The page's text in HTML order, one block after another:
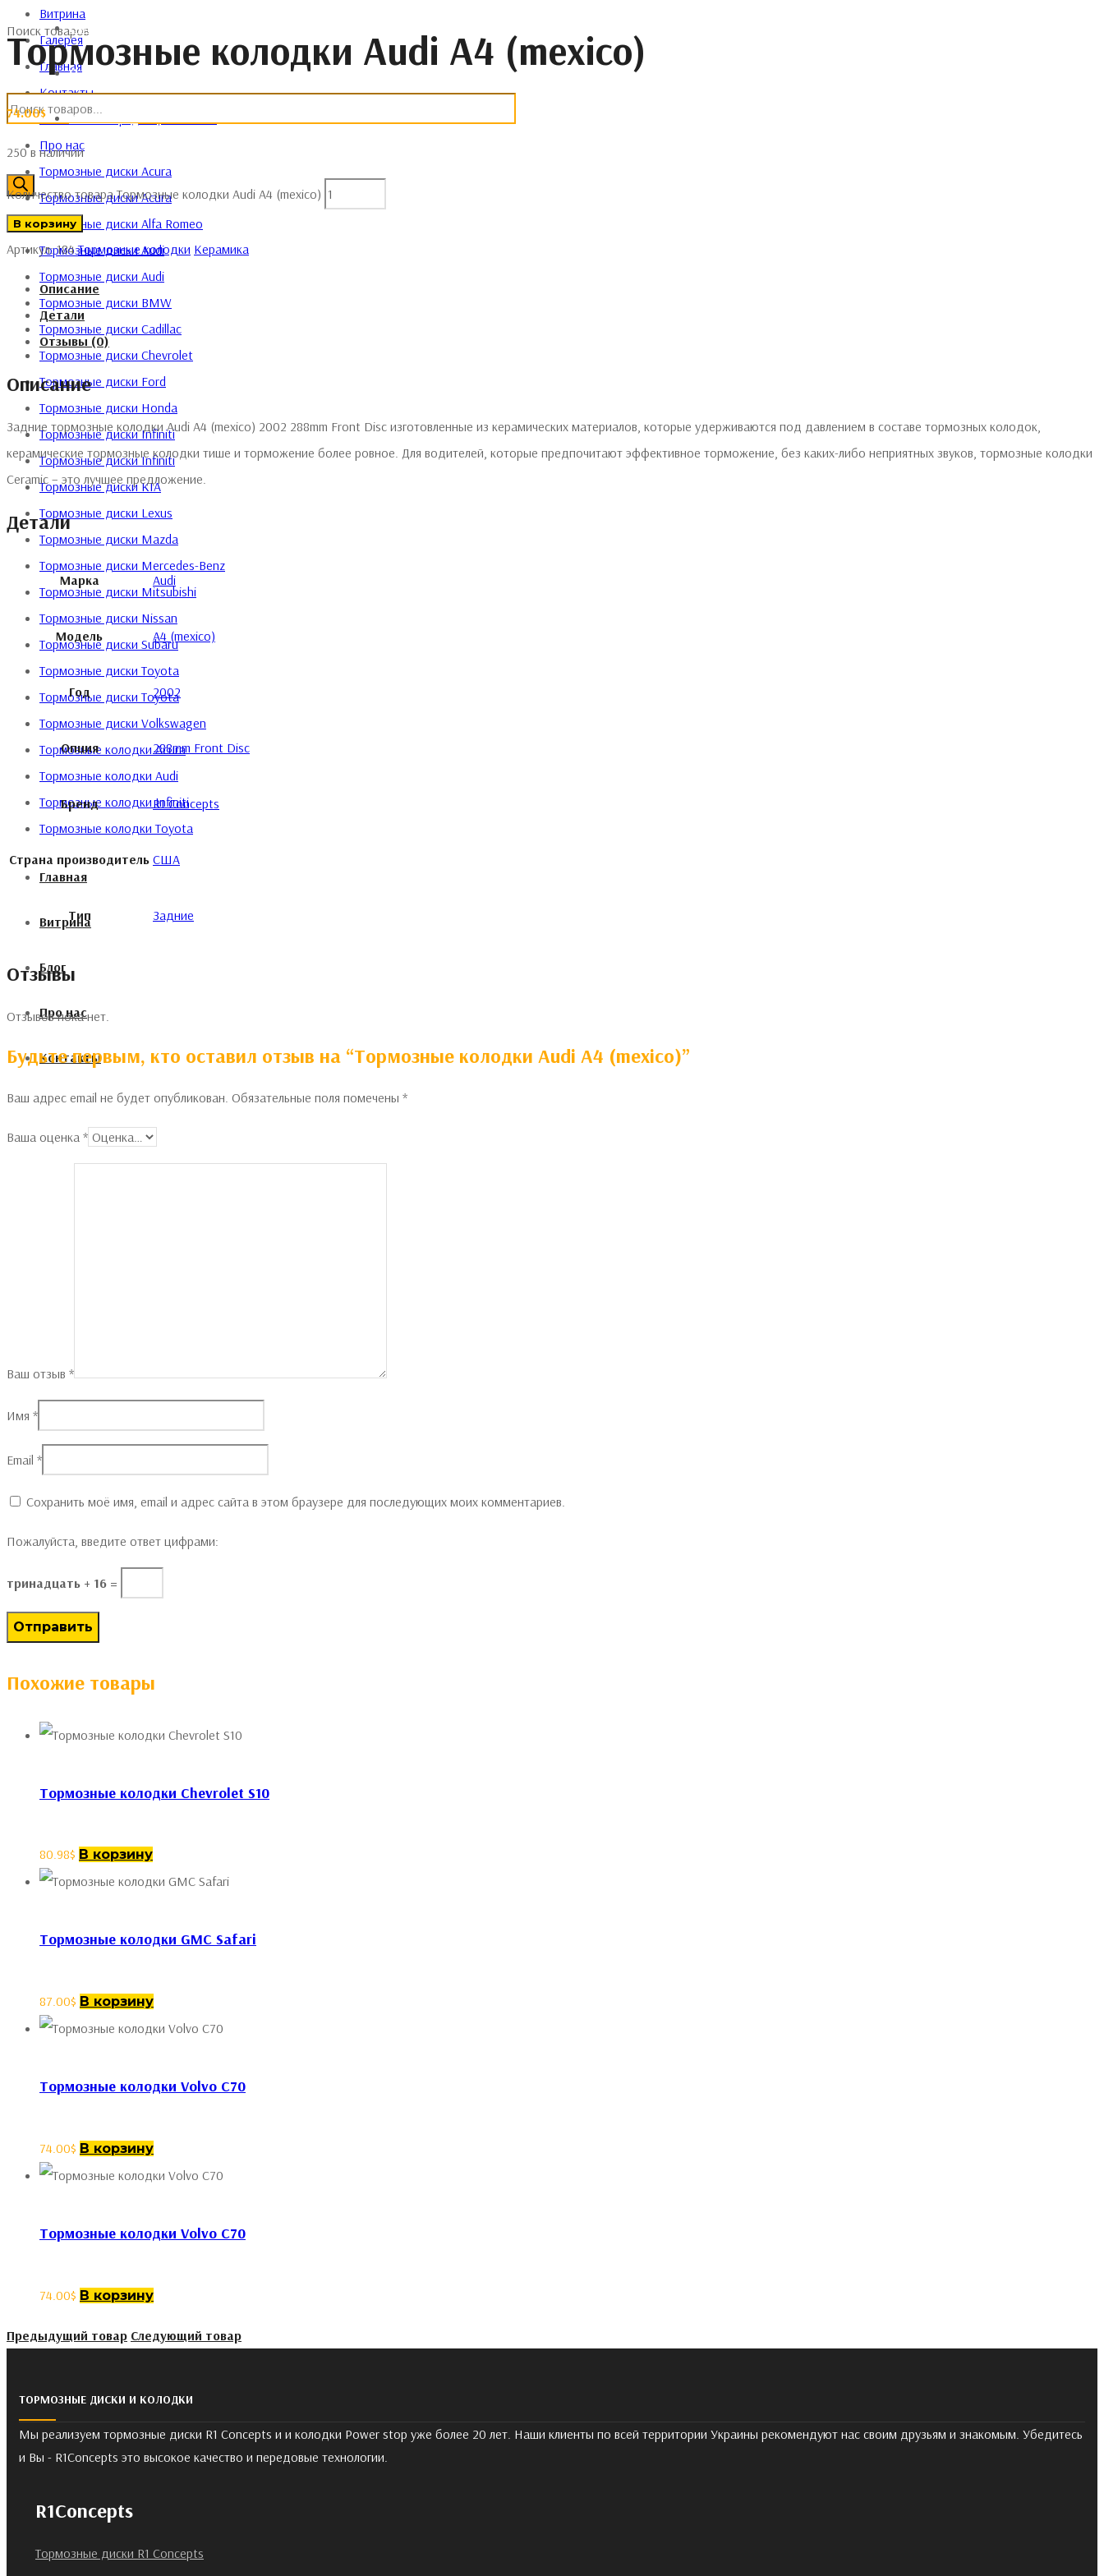
Витрина
Галерея
Главная
Контакты
Политика конфиденциальности
Про нас
Тормозные диски Acura
Тормозные диски Acura
Тормозные диски Alfa Romeo
Тормозные диски Audi
Тормозные диски Audi
Тормозные диски BMW
Тормозные диски Cadillac
Тормозные диски Chevrolet
Тормозные диски Ford
Тормозные диски Honda
Тормозные диски Infiniti
Тормозные диски Infiniti
Тормозные диски KIA
Тормозные диски Lexus
Тормозные диски Mazda
Тормозные диски Mercedes-Benz
Тормозные диски Mitsubishi
Тормозные диски Nissan
Тормозные диски Subaru
Тормозные диски Toyota
Тормозные диски Toyota
Тормозные диски Volkswagen
Тормозные колодки Acura
Тормозные колодки Audi
Тормозные колодки Infiniti
Тормозные колодки Toyota
Главная
Витрина
Блог
Про нас
Контакты
Поиск товаровГАЛЕРЕЯ
О НАС
КОНТАКТЫ
Тормозные колодки Audi A4 (mexico)
74.00$
250 в наличии
Количество товара Тормозные колодки Audi A4 (mexico)
В корзину
Артикул:184 Тормозные колодки Керамика
Описание
Детали
Отзывы (0)
Описание
Задние тормозные колодки Audi A4 (mexico) 2002 288mm Front Disc изготовленные из керамических материалов, которые удерживаются под давлением в составе тормозных колодок,
керамические тормозные колодки тише и торможение более ровное. Для водителей, которые предпочитают эффективное торможение, без каких-либо неприятных звуков, тормозные колодки
Ceramic – это лучшее предложение.
Детали
Марка Audi
Модель A4 (mexico)
Год 2002
Опция 288mm Front Disc
Бренд R1 Concepts
Страна производитель США
Тип Задние
Отзывы
Отзывов пока нет.
Будьте первым, кто оставил отзыв на “Тормозные колодки Audi A4 (mexico)”
Ваш адрес email не будет опубликован. Обязательные поля помечены *
Ваша оценка *
Ваш отзыв *
Имя *
Email *
Сохранить моё имя, email и адрес сайта в этом браузере для последующих моих комментариев.
Пожалуйста, введите ответ цифрами:
тринадцать + 16 =
Похожие товары
Тормозные колодки Chevrolet S10
80.98$ В корзину
Тормозные колодки GMC Safari
87.00$ В корзину
Тормозные колодки Volvo C70
74.00$ В корзину
Тормозные колодки Volvo C70
74.00$ В корзину
Предыдущий товар Следующий товар
ТОРМОЗНЫЕ ДИСКИ И КОЛОДКИ
Мы реализуем тормозные диски R1 Concepts и и колодки Power stop уже более 20 лет. Наши клиенты по всей территории Украины рекомендуют нас своим друзьям и знакомым. Убедитесь
и Вы - R1Concepts это высокое качество и передовые технологии.
R1Concepts
Тормозные диски R1 Concepts